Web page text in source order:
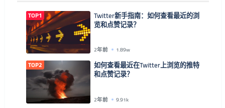
TOP1 Twitter新手指南：如何查看最近的浏
览和点赞记录？
2年前 1.89w
TOP2 如何查看最近在Twitter上浏览的推特
和点赞记录？
2年前 9.91k